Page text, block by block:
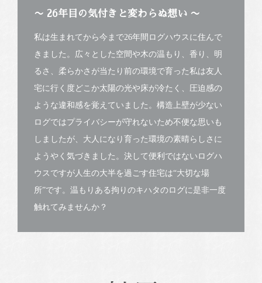
〜 26年目の気付きと変わらぬ想い 〜
私は生まれてから今まで26年間ログハウスに住んで
きました。広々とした空間や木の温もり、香り、明
るさ、柔らかさが当たり前の環境で育った私は友人
宅に行く度どこか太陽の光や床が冷たく、圧迫感の
ような違和感を覚えていました。構造上壁が少ない
ログではプライバシーが守れないため不便な思いも
しましたが、大人になり育った環境の素晴らしさに
ようやく気づきました。決して便利ではないログハ
ウスですが人生の大半を過ごす住宅は“大切な場
所”です。温もりある拘りのキハタのログに是非一度
触れてみませんか？